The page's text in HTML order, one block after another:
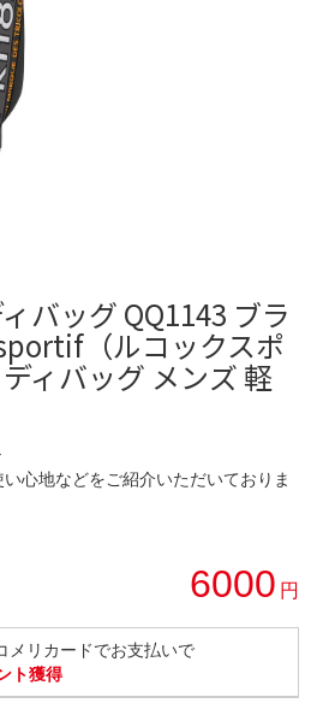
バッグ QQ1143 ブラ
（ルコックスポ
ィバッグ メンズ 軽
心地などをご紹介いただいておりま
6000 円
メリカードでお支払いで
ト獲得